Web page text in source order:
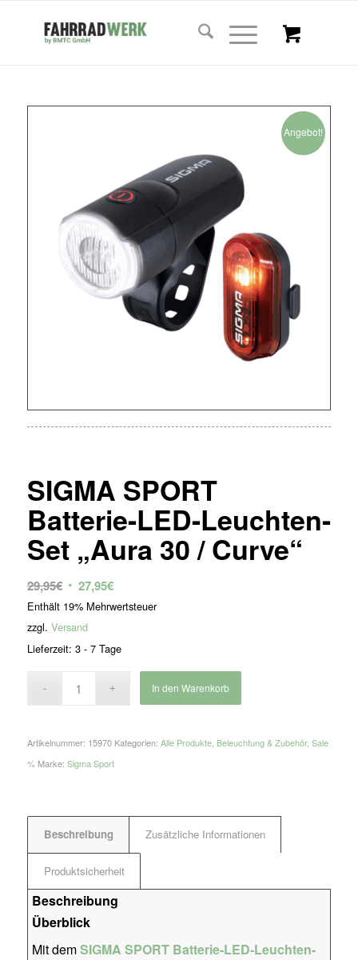
Angebot!
SIGMA SPORT
Batterie-LED-Leuchten-
Set „Aura 30 / Curve“
29,95€ Ursprünglicher
Preis
war:
29,95€
27,95€Aktueller
Preis
Enthält 19% Mehrwertsteuer
zzgl. Versand
Lieferzeit: 3 - 7 Tage
In den Warenkorb
Artikelnummer: 15970 Kategorien: Alle Produkte, Beleuchtung & Zubehör, Sale
% Marke: Sigma Sport
Beschreibung Zusätzliche Informationen
Produktsicherheit
Beschreibung
Überblick
Mit demSIGMA SPORT Batterie-LED-Leuchten-